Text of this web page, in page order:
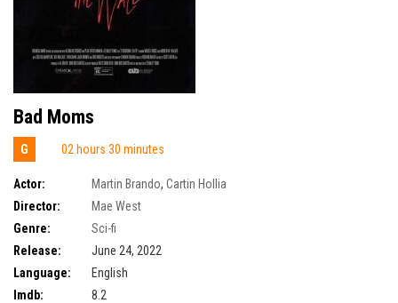
Bad Moms
G 02 hours 30 minutes
Actor: Martin Brando, Cartin Hollia
Director:
Mae West
Genre:
Sci-fi
Release:
June 24, 2022
Language:
English
Imdb:
8.2